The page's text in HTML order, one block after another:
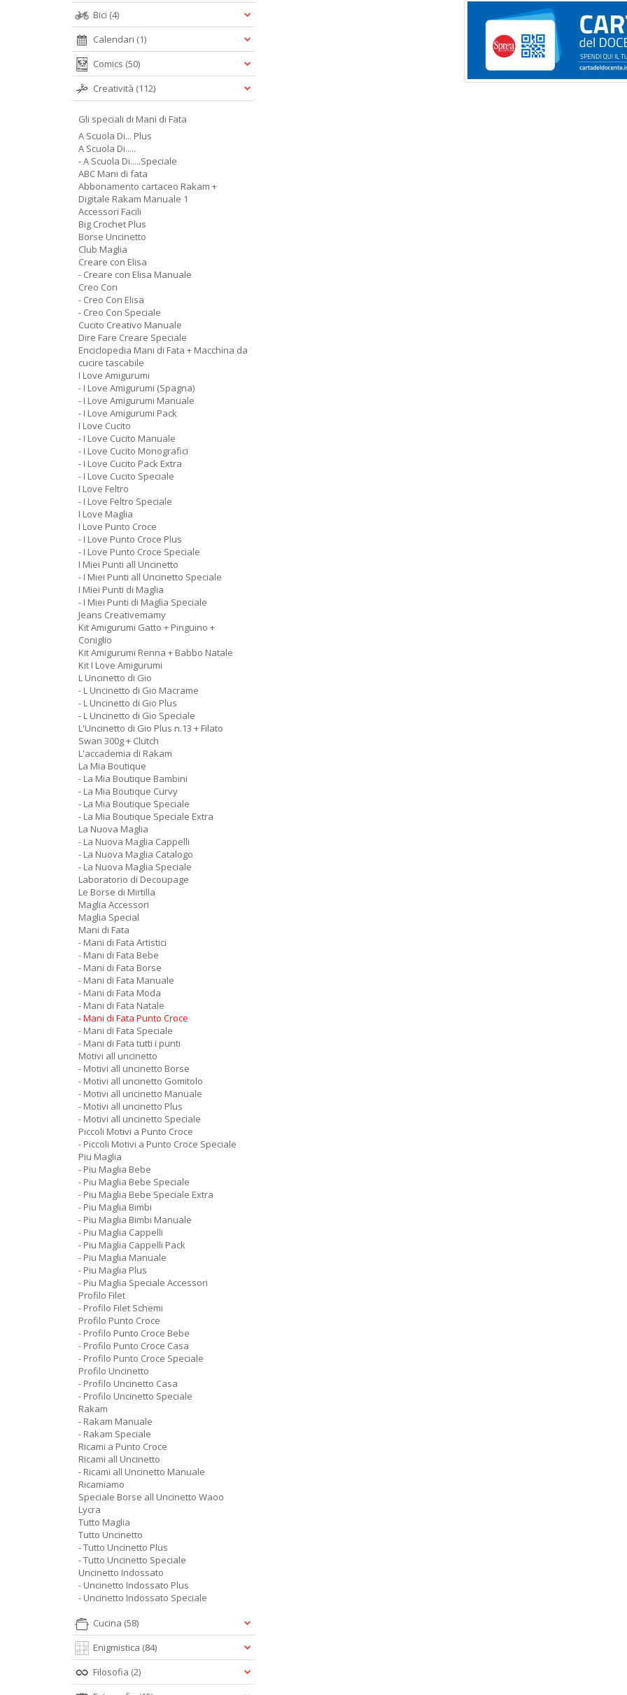
Bici (4)
Calendari (1)
Comics (50)
Creatività (112)
Gli speciali di Mani di Fata
A Scuola Di... Plus
A Scuola Di.....
- A Scuola Di.....Speciale
ABC Mani di fata
Abbonamento cartaceo Rakam +
Digitale Rakam Manuale 1
Accessori Facili
Big Crochet Plus
Borse Uncinetto
Club Maglia
Creare con Elisa
- Creare con Elisa Manuale
Creo Con
- Creo Con Elisa
- Creo Con Speciale
Cucito Creativo Manuale
Dire Fare Creare Speciale
Enciclopedia Mani di Fata + Macchina da
cucire tascabile
I Love Amigurumi
- I Love Amigurumi (Spagna)
- I Love Amigurumi Manuale
- I Love Amigurumi Pack
I Love Cucito
- I Love Cucito Manuale
- I Love Cucito Monografici
- I Love Cucito Pack Extra
- I Love Cucito Speciale
I Love Feltro
- I Love Feltro Speciale
I Love Maglia
I Love Punto Croce
- I Love Punto Croce Plus
- I Love Punto Croce Speciale
I Miei Punti all Uncinetto
- I Miei Punti all Uncinetto Speciale
I Miei Punti di Maglia
- I Miei Punti di Maglia Speciale
Jeans Creativemamy
Kit Amigurumi Gatto + Pinguino +
Coniglio
Kit Amigurumi Renna + Babbo Natale
Kit I Love Amigurumi
L Uncinetto di Gio
- L Uncinetto di Gio Macrame
- L Uncinetto di Gio Plus
- L Uncinetto di Gio Speciale
L'Uncinetto di Gio Plus n.13 + Filato
Swan 300g + Clutch
L'accademia di Rakam
La Mia Boutique
- La Mia Boutique Bambini
- La Mia Boutique Curvy
- La Mia Boutique Speciale
- La Mia Boutique Speciale Extra
La Nuova Maglia
- La Nuova Maglia Cappelli
- La Nuova Maglia Catalogo
- La Nuova Maglia Speciale
Laboratorio di Decoupage
Le Borse di Mirtilla
Maglia Accessori
Maglia Special
Mani di Fata
- Mani di Fata Artistici
- Mani di Fata Bebe
- Mani di Fata Borse
- Mani di Fata Manuale
- Mani di Fata Moda
- Mani di Fata Natale
- Mani di Fata Punto Croce
- Mani di Fata Speciale
- Mani di Fata tutti i punti
Motivi all uncinetto
- Motivi all uncinetto Borse
- Motivi all uncinetto Gomitolo
- Motivi all uncinetto Manuale
- Motivi all uncinetto Plus
- Motivi all uncinetto Speciale
Piccoli Motivi a Punto Croce
- Piccoli Motivi a Punto Croce Speciale
Piu Maglia
- Piu Maglia Bebe
- Piu Maglia Bebe Speciale
- Piu Maglia Bebe Speciale Extra
- Piu Maglia Bimbi
- Piu Maglia Bimbi Manuale
- Piu Maglia Cappelli
- Piu Maglia Cappelli Pack
- Piu Maglia Manuale
- Piu Maglia Plus
- Piu Maglia Speciale Accessori
Profilo Filet
- Profilo Filet Schemi
Profilo Punto Croce
- Profilo Punto Croce Bebe
- Profilo Punto Croce Casa
- Profilo Punto Croce Speciale
Profilo Uncinetto
- Profilo Uncinetto Casa
- Profilo Uncinetto Speciale
Rakam
- Rakam Manuale
- Rakam Speciale
Ricami a Punto Croce
Ricami all Uncinetto
- Ricami all Uncinetto Manuale
Ricamiamo
Speciale Borse all Uncinetto Waoo
Lycra
Tutto Maglia
Tutto Uncinetto
- Tutto Uncinetto Plus
- Tutto Uncinetto Speciale
Uncinetto Indossato
- Uncinetto Indossato Plus
- Uncinetto Indossato Speciale
Cucina (58)
Enigmistica (84)
Filosofia (2)